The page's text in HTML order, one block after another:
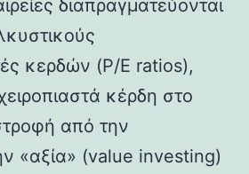
διαπραγματεύονται
κερδών (P/E ratios),
κέρδη στο
από την
«αξία» (value investing)